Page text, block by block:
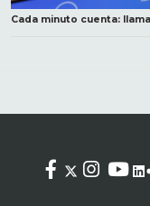
Cada minuto cuenta: